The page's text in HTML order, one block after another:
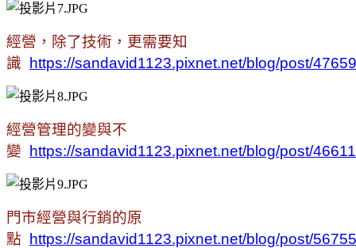
經營，除了技術，更需要知
識
https://sandavid1123.pixnet.net/blog/post/
經營管理的變與不
變
https://sandavid1123.pixnet.net/blog/post/
門市經營與行銷的原
點
https://sandavid1123.pixnet.net/blog/post/